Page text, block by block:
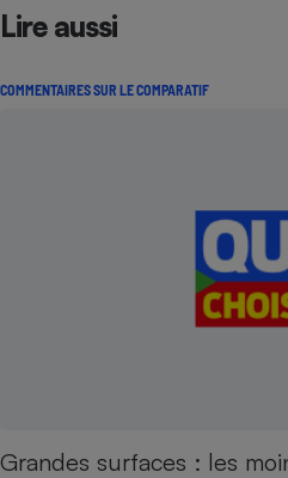
Lire aussi
COMMENTAIRES SUR LE COMPARATIF
Grandes surfaces : les